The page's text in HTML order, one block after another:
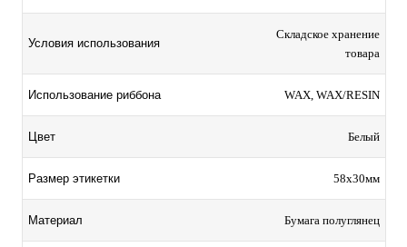
Условия использования
Складское хранение
товара
Использование риббона WAX, WAX/RESIN
Цвет Белый
Размер этикетки 58х30мм
Материал Бумага полуглянец